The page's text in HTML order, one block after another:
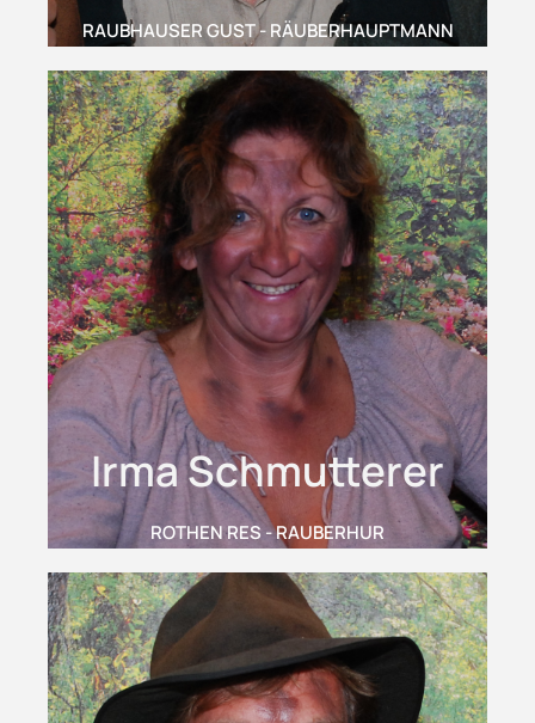
RAUBHAUSER GUST - RÄUBERHAUPTMANN
Irma Schmutterer
ROTHEN RES - RAUBERHUR